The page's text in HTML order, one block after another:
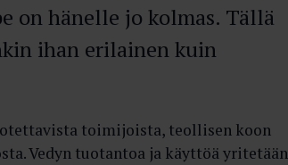
on hänelle jo kolmas. Tällä
ihan erilainen kuin
toimijoista, teollisen koon
Vedyn tuotantoa ja käyttöä yritetään